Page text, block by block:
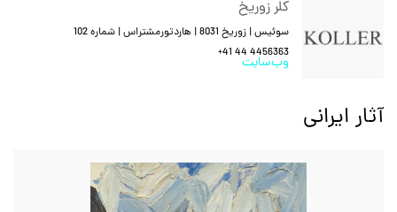
کُلر زوریخ
سوئیس | زوریخ 8031 | هاردتورمشتراس | شماره 102
+41 44 4456363
وب‌سایت
آثار ایرانی